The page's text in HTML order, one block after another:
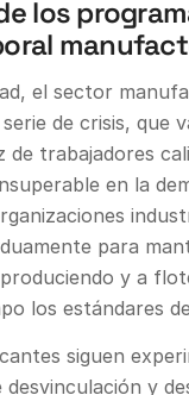
los
el sector
de crisis, que
de trabajadores
en la
para
y a
los estándares
siguen
desvinculación y